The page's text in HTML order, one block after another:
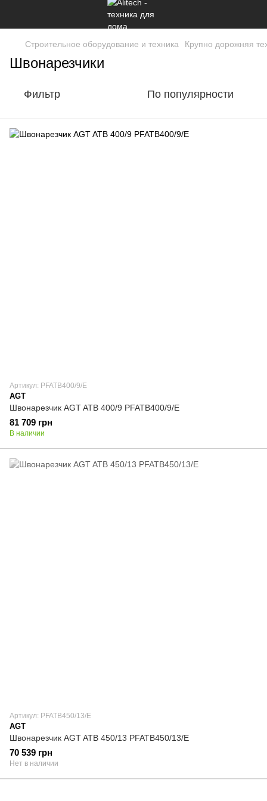
Строительное оборудование и техника Крупно дорожняя
Швонарезчики
Фильтр По популярности
Артикул: PFATB400/9/E
AGT
Швонарезчик AGT ATB 400/9 PFATB400/9/E
81 709 грн
В наличии
Артикул: PFATB450/13/E
AGT
Швонарезчик AGT ATB 450/13 PFATB450/13/E
70 539 грн
Нет в наличии